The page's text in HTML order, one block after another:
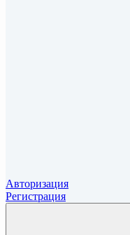
Авторизация
Регистрация